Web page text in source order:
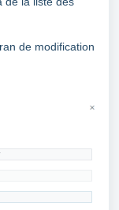
de modification